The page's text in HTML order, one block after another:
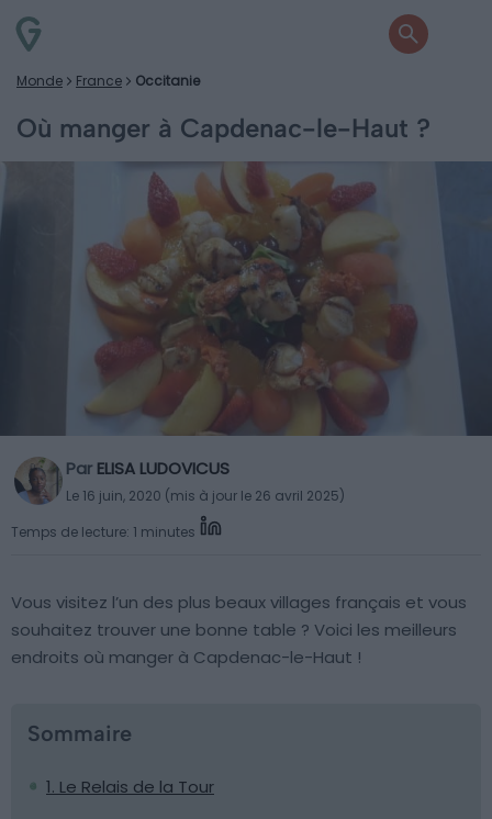
Monde France Occitanie
Où manger à Capdenac-le-Haut ?
Par ELISA LUDOVICUS
Le 16 juin, 2020 (mis à jour le 26 avril 2025)
Temps de lecture: 1 minutes
Vous visitez l’un des plus beaux villages français et vous
souhaitez trouver une bonne table ? Voici les meilleurs
endroits où manger à Capdenac-le-Haut !
Sommaire
1. Le Relais de la Tour